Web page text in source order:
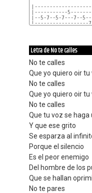
|-----------
|--5-7--5-7---7--
|------------------
Letra de No te calles
No te calles
Que yo quiero oir tu
No te calles
Que yo quiero oir tu
No te calles
Que tu voz se haga
Y que ese grito
Se esparza al
Porque el silencio
Es el peor enemigo
Del hombre de los
Que se hallan
No te pares